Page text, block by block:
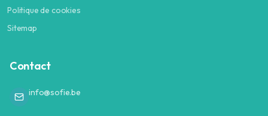
Politique de cookies
Sitemap
Contact
info@sofie.be